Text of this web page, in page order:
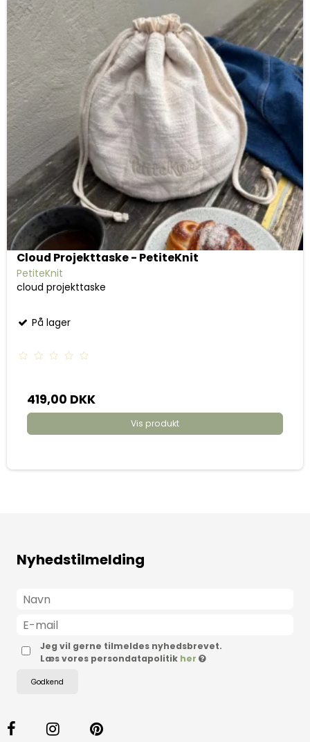
Cloud Projekttaske - PetiteKnit
PetiteKnit
cloud projekttaske
På lager
419,00 DKK
Vis produkt
Nyhedstilmelding
Jeg vil gerne tilmeldes nyhedsbrevet.
Læs vores persondatapolitik her
Godkend